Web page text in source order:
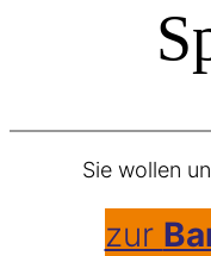
Sie wollen
zur